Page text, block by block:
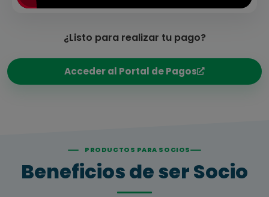
¿Listo para realizar tu pago?
Acceder al Portal de Pagos
PRODUCTOS PARA SOCIOS
Beneficios de ser Socio